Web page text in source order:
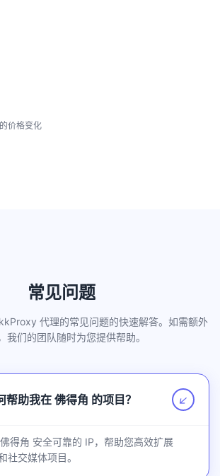
价格变化
常见问题
代理的常见问题的快速解答。如需额外
我们的团队随时为您提供帮助。
助我在 佛得角 的项目？ ↗
得角 安全可靠的 IP，帮助您高效扩展
社交媒体项目。